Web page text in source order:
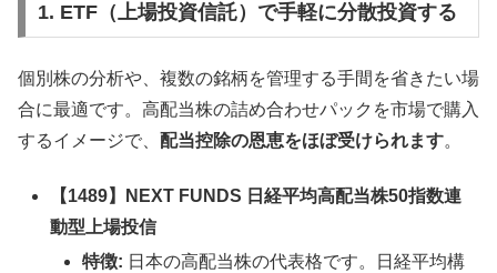
1. ETF（上場投資信託）で手軽に分散投資する
個別株の分析や、複数の銘柄を管理する手間を省きたい場
合に最適です。高配当株の詰め合わせパックを市場で購入
するイメージで、 配当控除の恩恵をほぼ受けられます。
【1489】NEXT FUNDS 日経平均高配当株50指数連
動型上場投信
特徴: 日本の高配当株の代表格です。日経平均構